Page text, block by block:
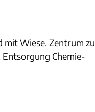
mit Wiese. Zentrum zu
Chemie-